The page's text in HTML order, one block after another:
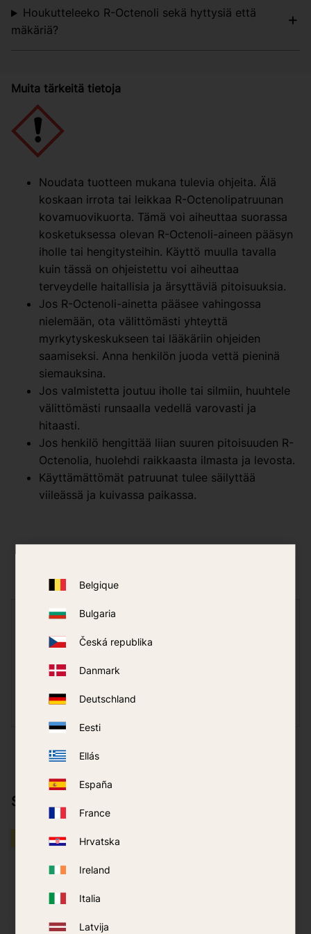
Belgique
Bulgaria
Česká republika
Danmark
Deutschland
Eesti
Ellás
España
France
Hrvatska
Ireland
Italia
Latvija
Houkutteleeko R-Octenoli sekä hyttysiä että
mäkäriä?
Muita tärkeitä tietoja
Noudata tuotteen mukana tulevia ohjeita. Älä
koskaan irrota tai leikkaa R-Octenolipatruunan
kovamuovikuorta. Tämä voi aiheuttaa suorassa
kosketuksessa olevan R-Octenoli-aineen pääsyn
iholle tai hengitysteihin. Käyttö muulla tavalla
kuin tässä on ohjeistettu voi aiheuttaa
terveydelle haitallisia ja ärsyttäviä pitoisuuksia.
Jos R-Octenoli-ainetta pääsee vahingossa
nielemään, ota välittömästi yhteyttä
myrkytyskeskukseen tai lääkäriin ohjeiden
saamiseksi. Anna henkilön juoda vettä pieninä
siemauksina.
Jos valmistetta joutuu iholle tai silmiin, huuhtele
välittömästi runsaalla vedellä varovasti ja
hitaasti.
Jos henkilö hengittää liian suuren pitoisuuden R-
Octenolia, huolehdi raikkaasta ilmasta ja levosta.
Käyttämättömät patruunat tulee säilyttää
viileässä ja kuivassa paikassa.
Sinä
Klikkaa tähteä antaaksesi arvosanan
Sopii hyvin yhteen
EI SAATAVILLA